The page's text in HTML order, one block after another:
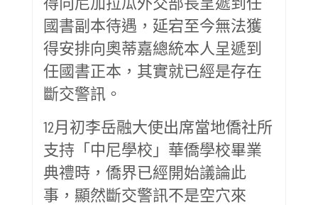
國書副本待遇，延宕至今無法獲
得安排向奧蒂嘉總統本人呈遞到
任國書正本，其實就已經是存在
斷交警訊。
12月初李岳融大使出席當地僑社所
支持「中尼學校」華僑學校畢業
典禮時，僑界已經開始議論此
事，顯然斷交警訊不是空穴來